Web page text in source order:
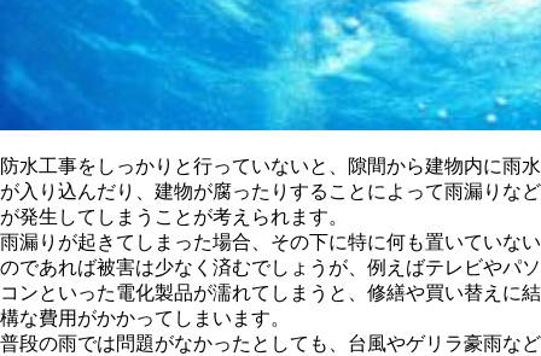
防水工事をしっかりと行っていないと、隙間から建物内に雨水
が入り込んだり、建物が腐ったりすることによって雨漏りなど
が発生してしまうことが考えられます。
雨漏りが起きてしまった場合、その下に特に何も置いていない
のであれば被害は少なく済むでしょうが、例えばテレビやパソ
コンといった電化製品が濡れてしまうと、修繕や買い替えに結
構な費用がかかってしまいます。
普段の雨では問題がなかったとしても、台風やゲリラ豪雨など